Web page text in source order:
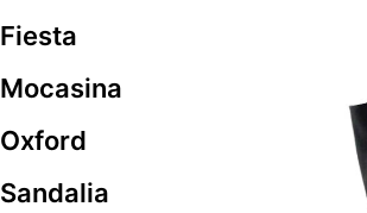
Fiesta
Mocasina
Oxford
Sandalia